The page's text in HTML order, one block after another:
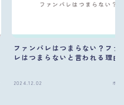
ファンパレはつまらない？ファ
レはつまらないと言われる理由
2024.12.02 ポ